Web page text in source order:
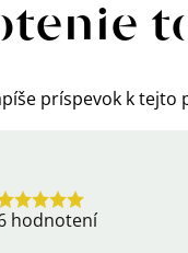
príspevok k tejto
hodnotení